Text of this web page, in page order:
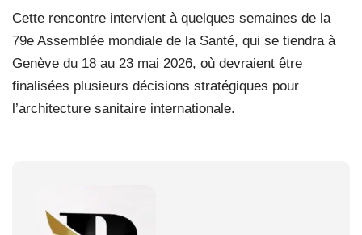
Cette rencontre intervient à quelques semaines de la
79e Assemblée mondiale de la Santé, qui se tiendra à
Genève du 18 au 23 mai 2026, où devraient être
finalisées plusieurs décisions stratégiques pour
l’architecture sanitaire internationale.